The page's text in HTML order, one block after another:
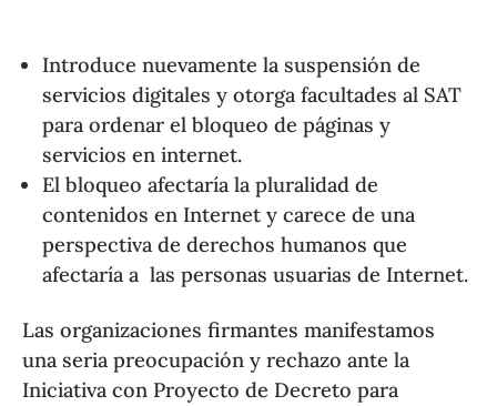
Introduce nuevamente la suspensión de
servicios digitales y otorga facultades al SAT
para ordenar el bloqueo de páginas y
servicios en internet.
El bloqueo afectaría la pluralidad de
contenidos en Internet y carece de una
perspectiva de derechos humanos que
afectaría a las personas usuarias de Internet.
Las organizaciones firmantes manifestamos
una seria preocupación y rechazo ante la
Iniciativa con Proyecto de Decreto para